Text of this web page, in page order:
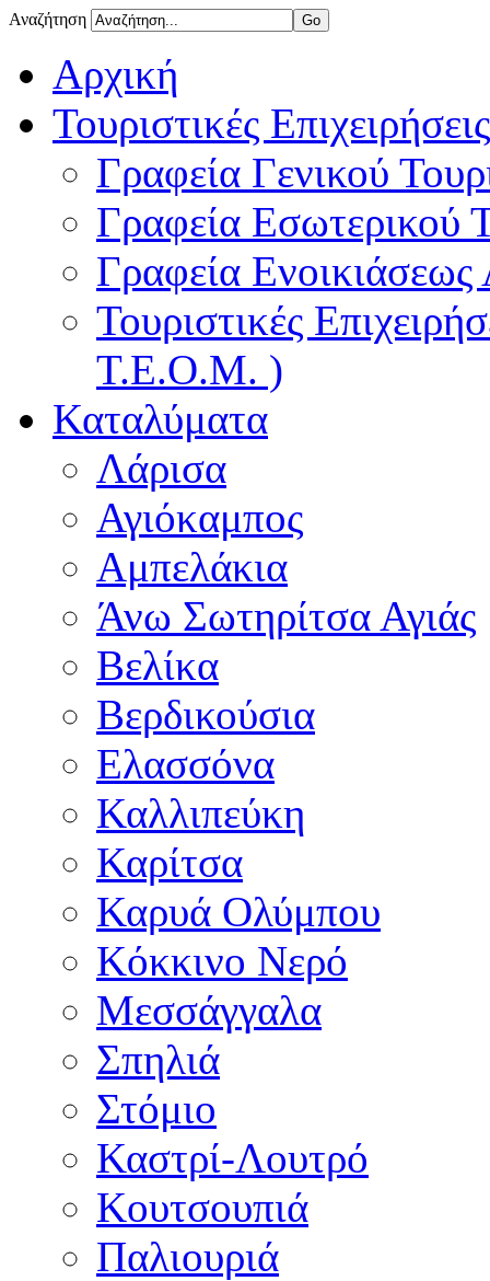
Αναζήτηση
Αρχική
Τουριστικές Επιχειρήσεις
Γραφεία Γενικού
Γραφεία Εσωτερικού
Γραφεία
Τουριστικές
Τ.Ε.Ο.Μ. )
Καταλύματα
Λάρισα
Αγιόκαμπος
Αμπελάκια
Άνω Σωτηρίτσα Αγιάς
Βελίκα
Βερδικούσια
Ελασσόνα
Καλλιπεύκη
Καρίτσα
Καρυά Ολύμπου
Κόκκινο Νερό
Μεσσάγγαλα
Σπηλιά
Στόμιο
Καστρί-Λουτρό
Κουτσουπιά
Παλιουριά